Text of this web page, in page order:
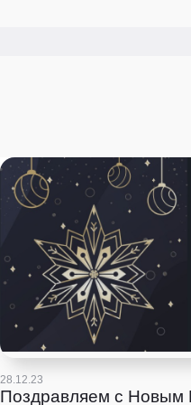
28.12.23
Поздравляем с Новым